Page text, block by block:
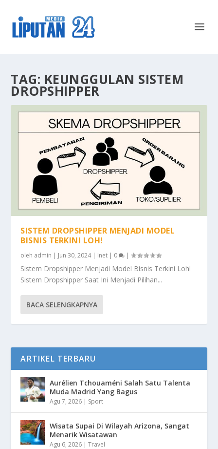
TAG: KEUNGGULAN SISTEM
DROPSHIPPER
SISTEM DROPSHIPPER MENJADI MODEL
BISNIS TERKINI LOH!
oleh admin | Jun 30, 2024| Inet | 0 |
Sistem Dropshipper Menjadi Model Bisnis Terkini Loh!
Sistem Dropshipper Saat Ini Menjadi Pilihan...
BACA SELENGKAPNYA
ARTIKEL TERBARU
Aurélien Tchouaméni Salah Satu Talenta
Muda Madrid Yang Bagus
Agu 7, 2026 | Sport
Wisata Supai Di Wilayah Arizona, Sangat
Menarik Wisatawan
Agu 6, 2026 |Travel